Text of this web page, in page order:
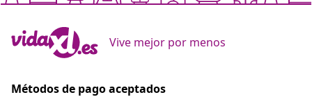
Vive mejor por menos
Métodos de pago aceptados